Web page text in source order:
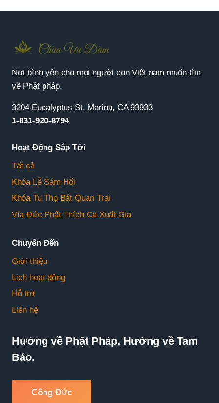
Nơi bình yên cho mọi người con Việt nam muốn tìm
về Phật pháp.
3204 Eucalyptus St, Marina, CA 93933
1-831-920-8794
Hoạt Động Sắp Tới
Tất cả
Khóa Lễ Sám Hối
Khóa Tu Thọ Bát Quan Trai
Vía Đức Phật Thích Ca Xuất Gia
Chuyển Đến
Giới thiệu
Lịch hoạt động
Hỗ trợ
Liên hệ
Hướng về Phật Pháp, Hướng về Tam
Bảo.
Công Đức